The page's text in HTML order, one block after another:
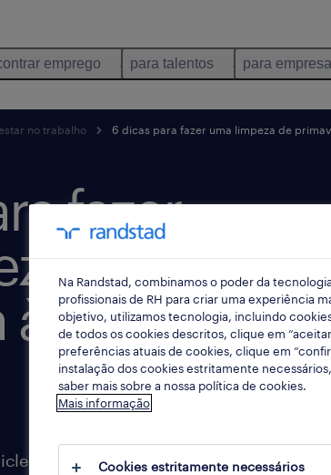
emprego para talentos para
no trabalho 6 dicas para fazer uma limpeza de
fazer
de
sua
Na Randstad, combinamos o poder da
profissionais de RH para criar uma experiência
objetivo, utilizamos tecnologia, incluindo
de todos os cookies descritos, clique em
preferências atuais de cookies, clique em
instalação dos cookies estritamente
saber mais sobre a nossa política de cookies.
Mais informação
Cookies estritamente necessários